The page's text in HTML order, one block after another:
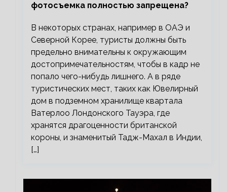
фотосъемка полностью запрещена?
В некоторых странах, например в ОАЭ и
Северной Корее, туристы должны быть
предельно внимательны к окружающим
достопримечательностям, чтобы в кадр не
попало чего-нибудь лишнего. А в ряде
туристических мест, таких как Ювелирный
дом в подземном хранилище квартала
Ватерлоо Лондонского Тауэра, где
хранятся драгоценности британской
короны, и знаменитый Тадж-Махал в Индии,
[…]